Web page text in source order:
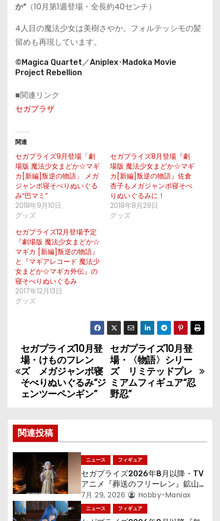
か”（10月第1週登場・全長約40センチ）
4人目の魔法少女は美樹さやか。フォルテッシモの髪
留めも再現しています。
©Magica Quartet／Aniplex･Madoka Movie
Project Rebellion
■関連リンク
セガプラザ
関連
セガプライズ9月登場「劇
場版 魔法少女まどか☆マギ
カ[新編]叛逆の物語」 メガ
ジャンボ寝そべりぬいぐる
み“巴マミ”
2018年9月10日
グッズ
セガプライズ8月登場『劇
場版 魔法少女まどか☆マギ
カ[新編]叛逆の物語』佐倉
杏子もメガジャンボ寝そべ
りぬいぐるみに！
2018年8月29日
グッズ
セガプライズ12⽉登場予定
『劇場版 魔法少⼥まどか☆
マギカ [新編]叛逆の物語』
と『マギアレコード 魔法少
⼥まどか☆マギカ外伝』の
寝そべりぬいぐるみ
2017年12月13日
グッズ
投
稿
ナ
ゲ
ー
シ
ョ
セガプライズ10月登
場・〈物語〉シリー
ズ リミテッドプレ
ミアムフィギュア“忍
野忍”
セガプライズ10月登
場・けものフレン
ズ メガジャンボ寝
そべりぬいぐるみ“ジ
ェンツーペンギン”
関連投稿
ニュース フィギュア
セガプライズ2026年8月以降・TV
アニメ『葬送のフリーレン』鉱山で
300年働くことになっっちゃった
「フリーレン」を立体化！
7月 29, 2026 Hobby-Maniax
ニュース フィギュア